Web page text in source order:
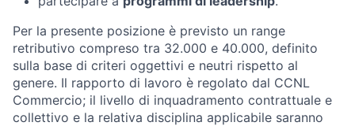
Per la presente posizione è previsto un range
retributivo compreso tra 32.000 e 40.000, definito
sulla base di criteri oggettivi e neutri rispetto al
genere. Il rapporto di lavoro è regolato dal CCNL
Commercio; il livello di inquadramento contrattuale e
collettivo e la relativa disciplina applicabile saranno